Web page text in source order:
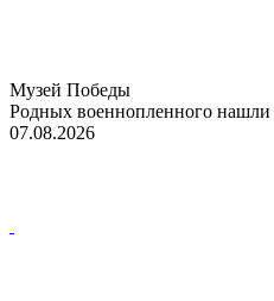
Музей Победы
Родных военнопленного
07.08.2026